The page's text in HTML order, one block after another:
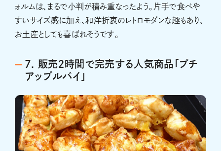
ォルムは、まるで小判が積み重なったよう。片手で食べや
すいサイズ感に加え、和洋折衷のレトロモダンな趣もあり、
お土産としても喜ばれそうです。
7. 販売２時間で完売する人気商品「プチ
アップルパイ」